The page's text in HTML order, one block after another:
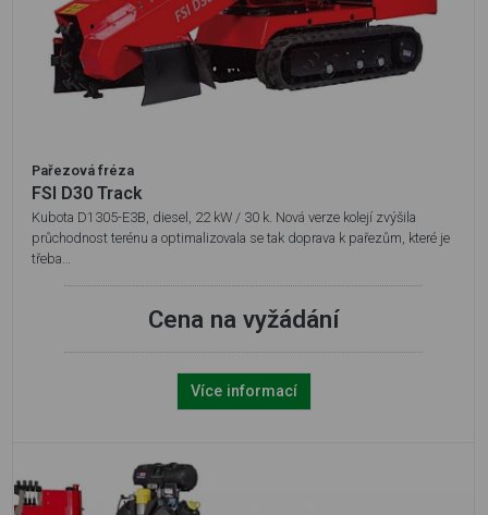
Pařezová fréza
FSI D30 Track
Kubota D1305-E3B, diesel, 22 kW / 30 k. Nová verze kolejí zvýšila
průchodnost terénu a optimalizovala se tak doprava k pařezům, které je
třeba…
Cena na vyžádání
Více informací